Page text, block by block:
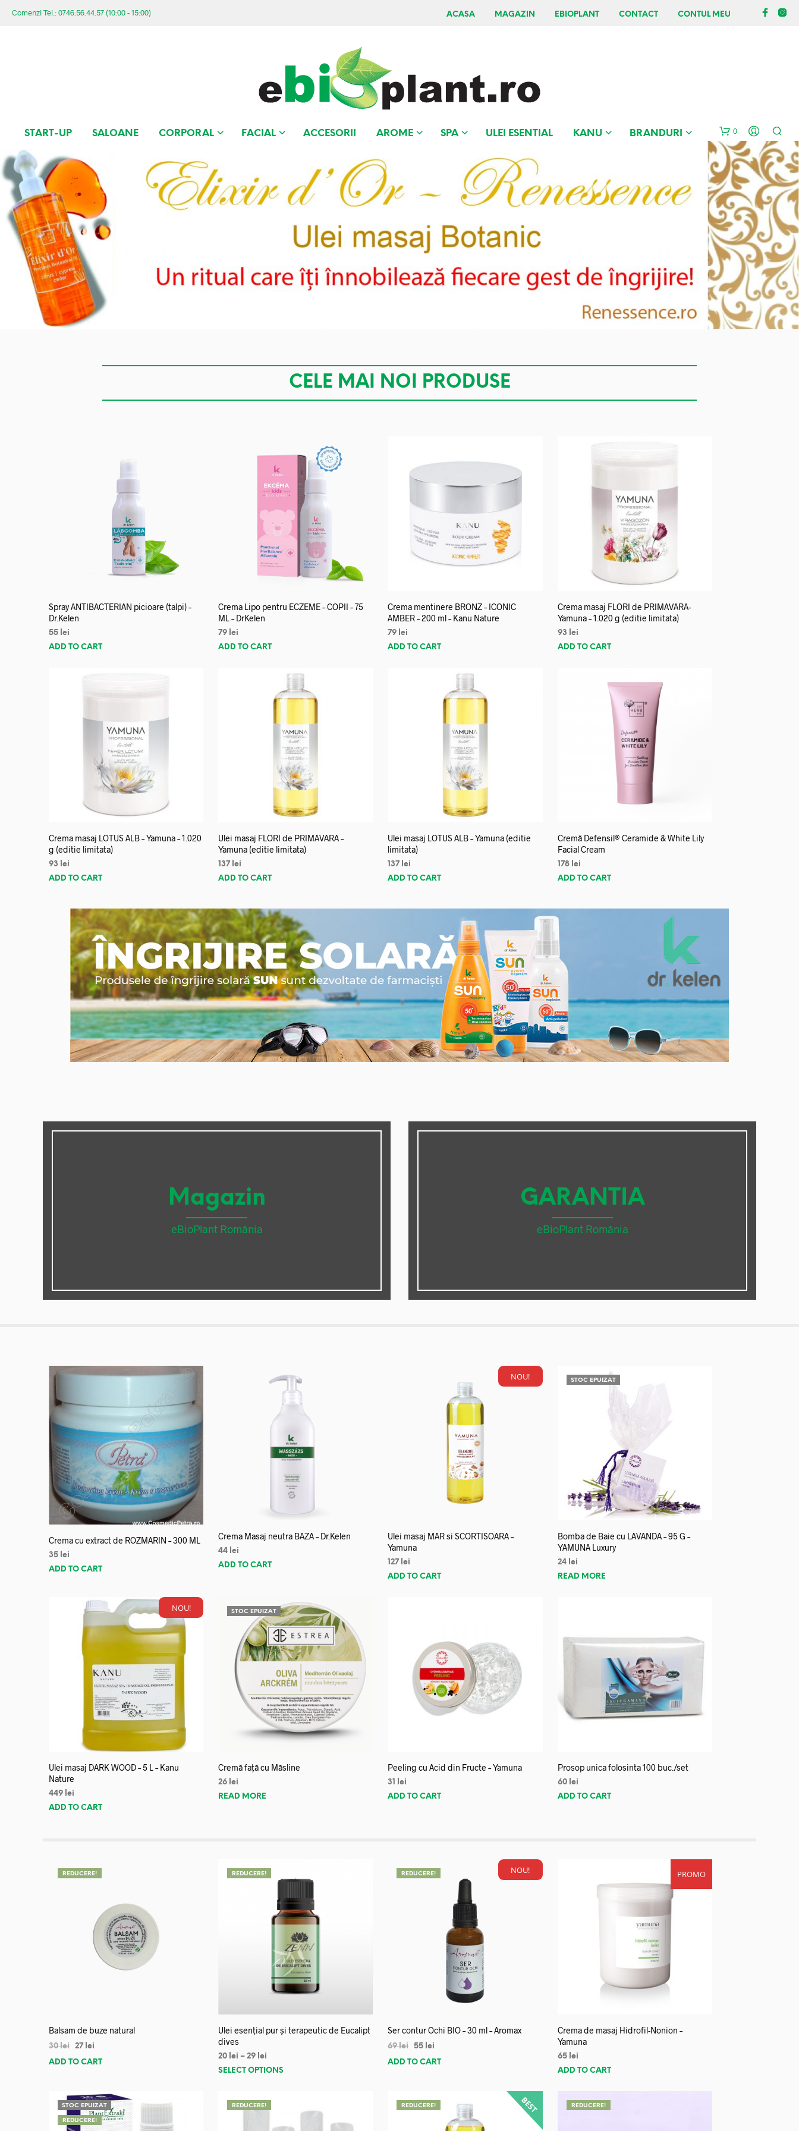
Comenzi Tel.: 0746.56.44.57 (10:00 - 15:00) ACASA MAGAZIN EBIOPLANT CONTACT CONTUL MEU
START-UP SALOANE CORPORAL FACIAL ACCESORII AROME SPA ULEI ESENTIAL KANU BRANDURI 0
CELE MAI NOI PRODUSE
Spray ANTIBACTERIAN picioare (talpi) –
Dr.Kelen
55 lei
ADD TO CART
Crema Lipo pentru ECZEME – COPII – 75
ML – DrKelen
79 lei
ADD TO CART
Crema mentinere BRONZ – ICONIC
AMBER – 200 ml – Kanu Nature
79 lei
ADD TO CART
Crema masaj FLORI de PRIMAVARA-
Yamuna – 1.020 g (editie limitata)
93
lei
ADD TO CART
Crema masaj LOTUS ALB – Yamuna – 1.020
g (editie limitata)
93
lei
ADD TO CART
Ulei masaj FLORI de PRIMAVARA –
Yamuna (editie limitata)
137 lei
ADD TO CART
Ulei masaj LOTUS ALB – Yamuna (editie
limitata)
137 lei
ADD TO CART
Cremă Defensil® Ceramide & White Lily
Facial Cream
178 lei
ADD TO CART
Magazin
eBioPlant România
GARANTIA
eBioPlant România
Crema cu extract de ROZMARIN – 300 ML
35 lei
ADD TO CART
Crema Masaj neutra BAZA – Dr.Kelen
44 lei
ADD TO CART
NOU!
Ulei masaj MAR si SCORTISOARA –
Yamuna
127 lei
ADD TO CART
STOC EPUIZAT
Bomba de Baie cu LAVANDA – 95 G –
YAMUNA Luxury
24 lei
READ MORE
NOU!
Ulei masaj DARK WOOD – 5 L – Kanu
Nature
449 lei
ADD TO CART
STOC EPUIZAT
Cremă față cu Măsline
26 lei
READ MORE
Peeling cu Acid din Fructe – Yamuna
31
lei
ADD TO CART
Prosop unica folosinta 100 buc./set
60 lei
ADD TO CART
REDUCERE!
Balsam de buze natural
30lei 27 lei
ADD TO CART
REDUCERE!
Ulei esențial pur și terapeutic de Eucalipt
dives
20 lei –29 lei
SELECT OPTIONS
NOU!
REDUCERE!
Ser contur Ochi BIO – 30 ml – Aromax
69lei 55 lei
ADD TO CART
PROMO
Crema de masaj Hidrofil-Nonion –
Yamuna
65 lei
ADD TO CART
STOC EPUIZAT
REDUCERE!
REDUCERE! REDUCERE! REDUCERE!